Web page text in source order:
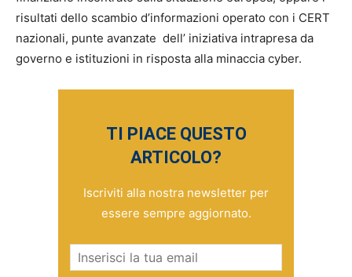
risultati dello scambio d’informazioni operato con i CERT
nazionali, punte avanzate dell’ iniziativa intrapresa da
governo e istituzioni in risposta alla minaccia cyber.
TI PIACE QUESTO
ARTICOLO?
Iscriviti alla nostra newsletter per
essere sempre aggiornato.